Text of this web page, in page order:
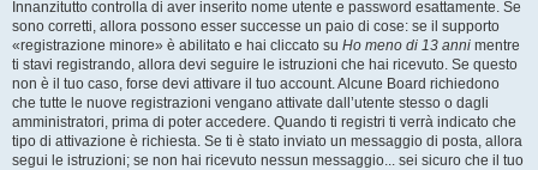
Innanzitutto controlla di aver inserito nome utente e password esattamente. Se
sono corretti, allora possono esser successe un paio di cose: se il supporto
«registrazione minore» è abilitato e hai cliccato su Ho meno di 13 anni mentre
ti stavi registrando, allora devi seguire le istruzioni che hai ricevuto. Se questo
non è il tuo caso, forse devi attivare il tuo account. Alcune Board richiedono
che tutte le nuove registrazioni vengano attivate dall’utente stesso o dagli
amministratori, prima di poter accedere. Quando ti registri ti verrà indicato che
tipo di attivazione è richiesta. Se ti è stato inviato un messaggio di posta, allora
segui le istruzioni; se non hai ricevuto nessun messaggio... sei sicuro che il tuo